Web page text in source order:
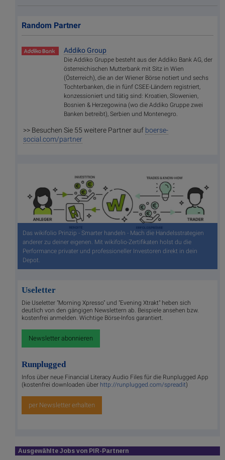
Random Partner
Addiko Group
Die Addiko Gruppe besteht aus der Addiko Bank AG, der
österreichischen Mutterbank mit Sitz in Wien
(Österreich), die an der Wiener Börse notiert und sechs
Tochterbanken, die in fünf CSEE-Ländern registriert,
konzessioniert und tätig sind: Kroatien, Slowenien,
Bosnien & Herzegowina (wo die Addiko Gruppe zwei
Banken betreibt), Serbien und Montenegro.
>> Besuchen Sie 55 weitere Partner auf boerse-
social.com/partner
Das wikifolio Prinzip - Smarter handeln - Mach die Handelsstrategien
anderer zu deiner eigenen. Mit wikifolio-Zertifikaten holst du die
Performance privater und professioneller Investoren direkt in dein
Depot.
Useletter
Die Useletter "Morning Xpresso" und "Evening Xtrakt" heben sich
deutlich von den gängigen Newslettern ab. Beispiele ansehen bzw.
kostenfrei anmelden. Wichtige Börse-Infos garantiert.
Newsletter abonnieren
Runplugged
Infos über neue Financial Literacy Audio Files für die Runplugged App
(kostenfrei downloaden über http://runplugged.com/spreadit)
per Newsletter erhalten
Ausgewählte Jobs von PIR-Partnern